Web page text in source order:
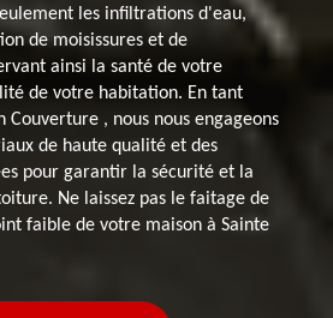
les infiltrations d'eau,
de moisissures et de
ainsi la santé de votre
de votre habitation. En tant
Couverture , nous nous engageons
de haute qualité et des
pour garantir la sécurité et la
Ne laissez pas le faitage de
faible de votre maison à Sainte